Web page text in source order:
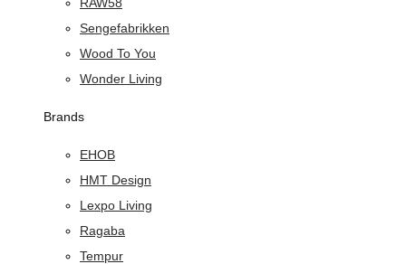
Sengefabrikken
Wood To You
Wonder Living
Brands
EHOB
HMT Design
Lexpo Living
Ragaba
Tempur